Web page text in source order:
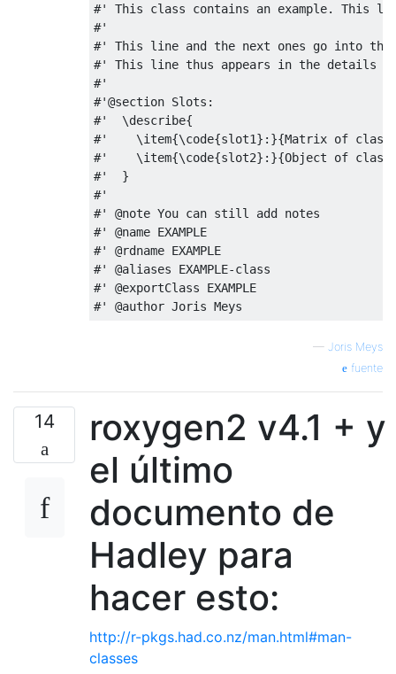
#' This class contains an example. This
#'
#' This line and the next ones go into
#' This line thus appears in the details
#'
#'@section Slots:
#'  \describe{
#'    \item{\code{slot1}:}{Matrix of class
#'    \item{\code{slot2}:}{Object of class
#'  }
#'
#' @note You can still add notes
#' @name EXAMPLE
#' @rdname EXAMPLE
#' @aliases EXAMPLE-class
#' @exportClass EXAMPLE
#' @author Joris Meys
— Joris Meys
fuente
14
roxygen2 v4.1 + y
el último
documento de
Hadley para
hacer esto:
http://r-pkgs.had.co.nz/man.html#man-
classes